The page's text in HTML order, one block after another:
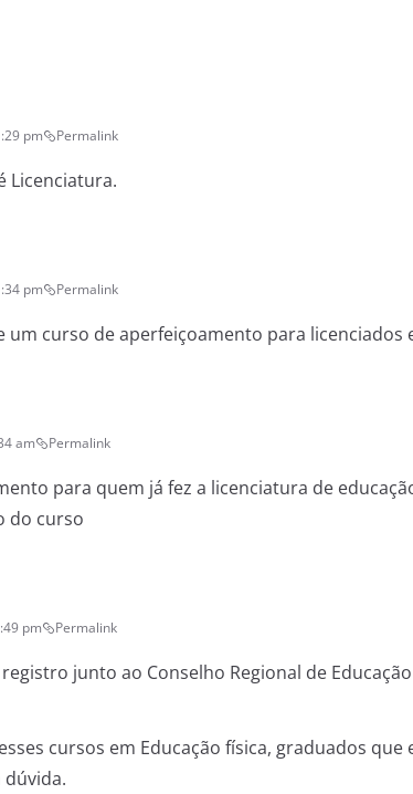
pm Permalink
Licenciatura.
pm Permalink
um curso de aperfeiçoamento para licenciados
am Permalink
para quem já fez a licenciatura de
do curso
pm Permalink
junto ao Conselho Regional de
cursos em Educação física, graduados que
dúvida.